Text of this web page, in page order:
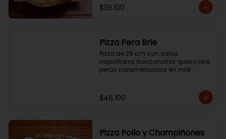
$39.100
Pizza Pera Brie
Pizza de 28 cm con salsa
napolitana, bocconcinis queso brie,
peras caramelizadas en miel
$46.100
Pizza Pollo y Champiñones